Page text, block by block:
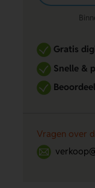
Gratis
Snelle &
Vragen over